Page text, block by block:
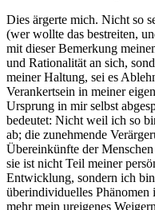
Dies ärgerte mich. Nicht so
(wer wollte das bestreiten,
mit dieser Bemerkung
und Rationalität an sich,
meiner Haltung, sei es
Verankertsein in meiner
Ursprung in mir selbst
bedeutet: Nicht weil ich so
ab; die zunehmende
Übereinkünfte der
sie ist nicht Teil meiner
Entwicklung, sondern ich
überindividuelles
mehr mein ureigenes